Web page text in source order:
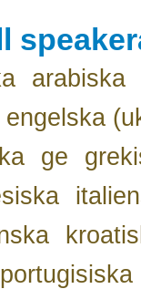
arabiska
engelska
ge
portugisiska